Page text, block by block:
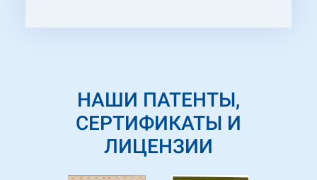
матеріалівВБ-15 , згідно Договору ВВС-
рекомендувати вас, як надійного партнера.
Успіхів вам!НАШИ ПАТЕНТЫ,
СЕРТИФИКАТЫ И
ЛИЦЕНЗИИ